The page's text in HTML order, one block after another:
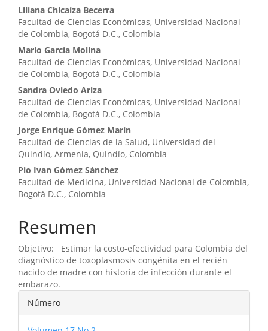
Contenido
principal
del
artículo
Liliana Chicaíza Becerra
Facultad de Ciencias Económicas, Universidad Nacional
de Colombia, Bogotá D.C., Colombia
Mario García Molina
Facultad de Ciencias Económicas, Universidad Nacional
de Colombia, Bogotá D.C., Colombia
Sandra Oviedo Ariza
Facultad de Ciencias Económicas, Universidad Nacional
de Colombia, Bogotá D.C., Colombia
Jorge Enrique Gómez Marín
Facultad de Ciencias de la Salud, Universidad del
Quindío, Armenia, Quindío, Colombia
Pio Ivan Gómez Sánchez
Facultad de Medicina, Universidad Nacional de Colombia,
Bogotá D.C., Colombia
Resumen
Objetivo: Estimar la costo-efectividad para Colombia del
diagnóstico de toxoplasmosis congénita en el recién
nacido de madre con historia de infección durante el
embarazo.
Detalles
del
Número